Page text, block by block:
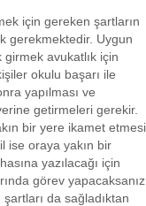
için gereken şartların
gerekmektedir. Uygun
avukatlık için
okulu başarı ile
yapılması ve
getirmeleri gerekir.
bir yere ikamet etmesi
ise oraya yakın bir
yazılacağı için
görev yapacaksanız
da sağladıktan